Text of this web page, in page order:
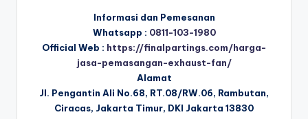
Informasi dan Pemesanan
Whatsapp : 0811-103-1980
Official Web : https://finalpartings.com/harga-
jasa-pemasangan-exhaust-fan/
Alamat
Jl. Pengantin Ali No.68, RT.08/RW.06, Rambutan,
Ciracas, Jakarta Timur, DKI Jakarta 13830